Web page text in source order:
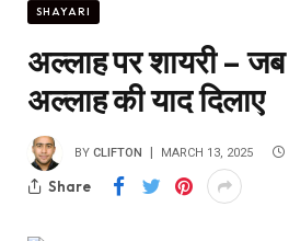
SHAYARI
अल्लाह पर शायरी – जब
अल्लाह की याद दिलाए
BY CLIFTON MARCH 13, 2025
Share